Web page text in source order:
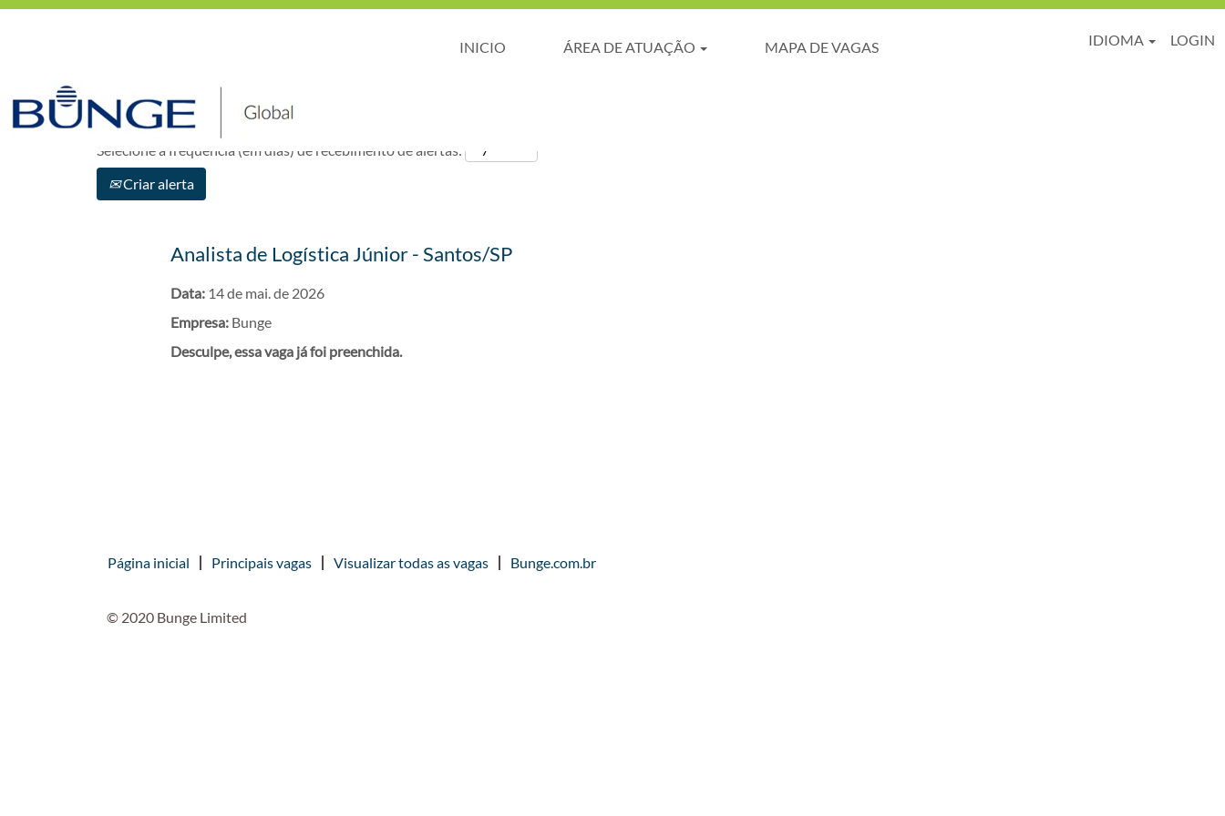
INICIO ÁREA DE ATUAÇÃO MAPA DE VAGAS IDIOMA
LOGIN
Selecione a frequência (em dias) de recebimento de alertas:
Criar alerta
Analista de Logística Júnior - Santos/SP
Data: 14 de mai. de 2026
Empresa: Bunge
Desculpe, essa vaga já foi preenchida.
Página inicial Principais vagas Visualizar todas as vagas Bunge.com.br
© 2020 Bunge Limited